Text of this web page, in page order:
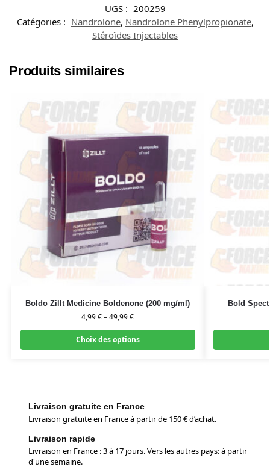
UGS : 200259
Catégories : Nandrolone, Nandrolone Phenylpropionate,
Stéroïdes Injectables
Produits similaires
Boldo Zillt Medicine Boldenone (200 mg/ml)
4,99€–49,99€
Choix des options
Bold
Livraison gratuite en France
Livraison gratuite en France à partir de 150 € d’achat.
Livraison rapide
Livraison en France : 3 à 17 jours. Vers les autres pays: à partir
d'une semaine.